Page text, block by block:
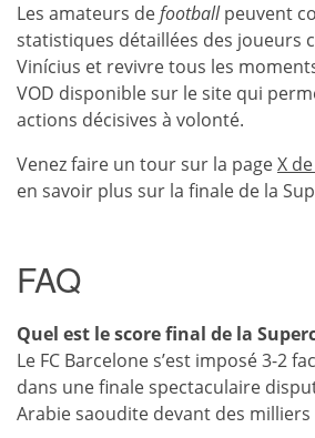
Les amateurs defootballpeuvent
statistiques détaillées des joueurs
Vinícius et revivre tous les
VOD disponible sur le site qui
actions décisives à volonté.
Venez faire un tour sur la pageX
en savoir plus sur la finale de la
FAQ
Quel est le score final de la
Le FC Barcelone s’est imposé 3-2
dans une finale spectaculaire
Arabie saoudite devant des